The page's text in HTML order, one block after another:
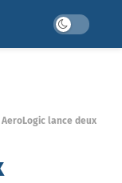
AeroLogic lance deux